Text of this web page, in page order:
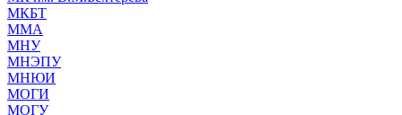
МКБТ
ММА
МНУ
МНЭПУ
МНЮИ
МОГИ
МОГУ